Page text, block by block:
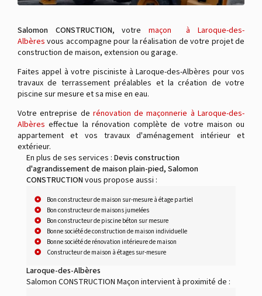
Salomon CONSTRUCTION, votremaçon à Laroque-des-
Albères vous accompagne pour la réalisation de votre projet de
construction de maison, extension ou garage.
Faites appel à votre pisciniste à Laroque-des-Albères pour vos
travaux de terrassement préalables et la création de votre
piscine sur mesure et sa mise en eau.
Votre entreprise de rénovation de maçonnerie à Laroque-des-
Albères effectue la rénovation complète de votre maison ou
appartement et vos travaux d'aménagement intérieur et
extérieur.
En plus de ses services : Devis construction
d'agrandissement de maison plain-pied, Salomon
CONSTRUCTIONvous propose aussi :
Bon constructeur de maison sur-mesure à étage partiel
Bon constructeur de maisons jumelées
Bon constructeur de piscine béton sur mesure
Bonne société de construction de maison individuelle
Bonne société de rénovation intérieure de maison
Constructeur de maison à étages sur-mesure
Laroque-des-Albères
Salomon CONSTRUCTION Maçon intervient à proximité de :